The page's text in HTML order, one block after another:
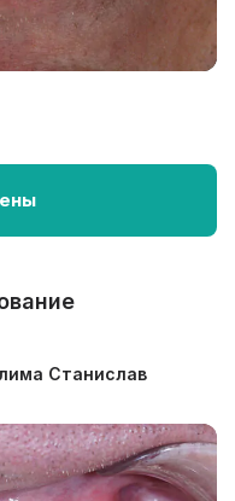
Станислав